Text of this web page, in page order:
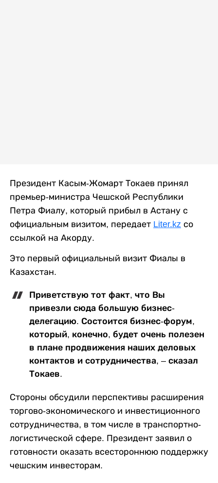
Президент Касым-Жомарт Токаев принял
премьер-министра Чешской Республики
Петра Фиалу, который прибыл в Астану с
официальным визитом, передает Liter.kz со
ссылкой на Акорду.
Это первый официальный визит Фиалы в
Казахстан.
Приветствую тот факт, что Вы
привезли сюда большую бизнес-
делегацию. Состоится бизнес-форум,
который, конечно, будет очень полезен
в плане продвижения наших деловых
контактов и сотрудничества, – сказал
Токаев.
Стороны обсудили перспективы расширения
торгово-экономического и инвестиционного
сотрудничества, в том числе в транспортно-
логистической сфере. Президент заявил о
готовности оказать всестороннюю поддержку
чешским инвесторам.